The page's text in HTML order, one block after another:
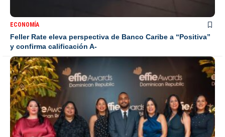
ECONOMÍA
Feller Rate eleva perspectiva de Banco Caribe a “Positiva”
y confirma calificación A-